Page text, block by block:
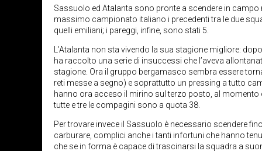
Sassuolo ed Atalanta sono pronte a scendere in campo
massimo campionato italiano i precedenti tra le due
quelli emiliani; i pareggi, infine, sono stati 5.
L’Atalanta non sta vivendo la sua stagione migliore:
ha raccolto una serie di insuccessi che l’aveva
stagione. Ora il gruppo bergamasco sembra essere
reti messe a segno) e soprattutto un pressing a tutto
hanno ora acceso il mirino sul terzo posto, al
tutte e tre le compagini sono a quota 38.
Per trovare invece il Sassuolo è necessario scendere
carburare, complici anche i tanti infortuni che hanno
che se in forma è capace di trascinarsi la squadra a